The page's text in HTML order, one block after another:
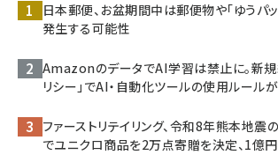
日本郵便、お盆期間中は郵便物や「ゆうパ
発生する可能性
AmazonのデータでAI学習は禁止に。新規
リシー」でAI・自動化ツールの使用ルール
ファーストリテイリング、令和8年熊本地
でユニクロ商品を2万点寄贈を決定、1億